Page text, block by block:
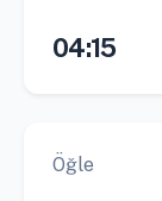
04:15
Öğle